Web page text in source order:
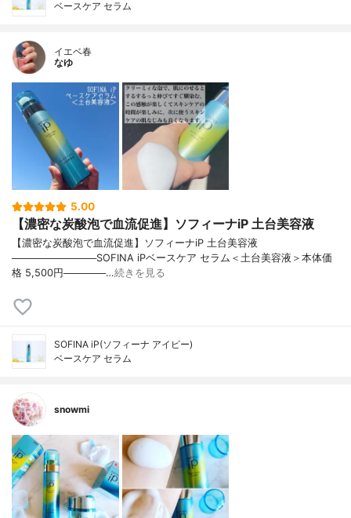
ベースケア セラム
イエベ春
なゆ
5.00
【濃密な炭酸泡で血流促進】ソフィーナiP 土台美容液
【濃密な炭酸泡で血流促進】ソフィーナiP 土台美容液
────────────SOFINA iPベースケア セラム＜土台美容液＞本体価
格 5,500円──────…続きを見る
SOFINA iP(ソフィーナ アイピー)
ベースケア セラム
snowmi